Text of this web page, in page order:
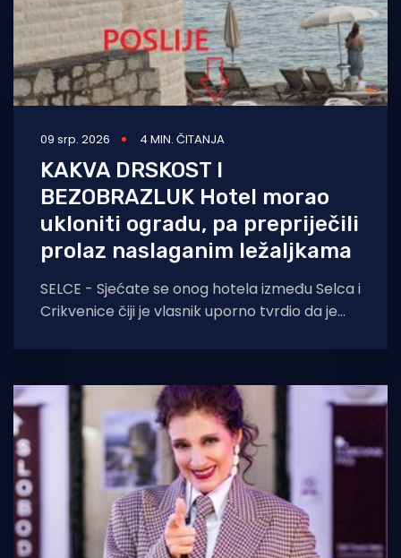
Ribolov
Ekologija
Tradicija i kultura
09 srp. 2026 4 MIN. ČITANJA
KAKVA DRSKOST I
BEZOBRAZLUK Hotel morao
ukloniti ogradu, pa prepriječili
prolaz naslaganim ležaljkama
SELCE - Sjećate se onog hotela između Selca i
Crikvenice čiji je vlasnik uporno tvrdio da je